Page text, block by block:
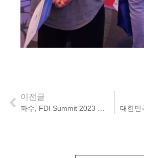
이전글